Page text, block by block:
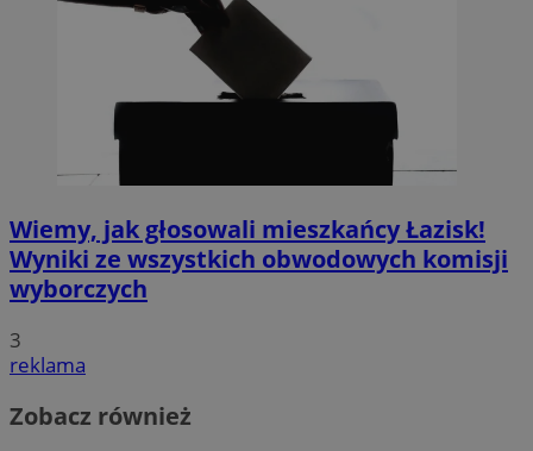
Wiemy, jak głosowali mieszkańcy Łazisk!
Wyniki ze wszystkich obwodowych komisji
wyborczych
3
reklama
Zobacz również